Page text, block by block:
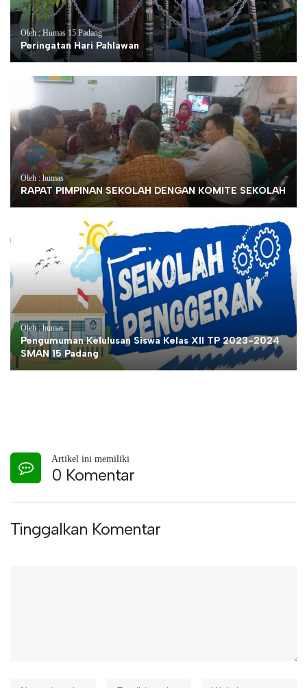
Oleh : Humas 15 Padang
Peringatan Hari Pahlawan
Oleh : humas
RAPAT PIMPINAN SEKOLAH DENGAN KOMITE SEKOLAH
Oleh : humas
Pengumuman Kelulusan Siswa Kelas XII TP 2023-2024
SMAN 15 Padang
Artikel ini memiliki
0 Komentar
Tinggalkan Komentar